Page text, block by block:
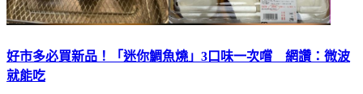
好市多必買新品！「迷你鯛魚燒」3口味一次嚐 網讚：微波
就能吃